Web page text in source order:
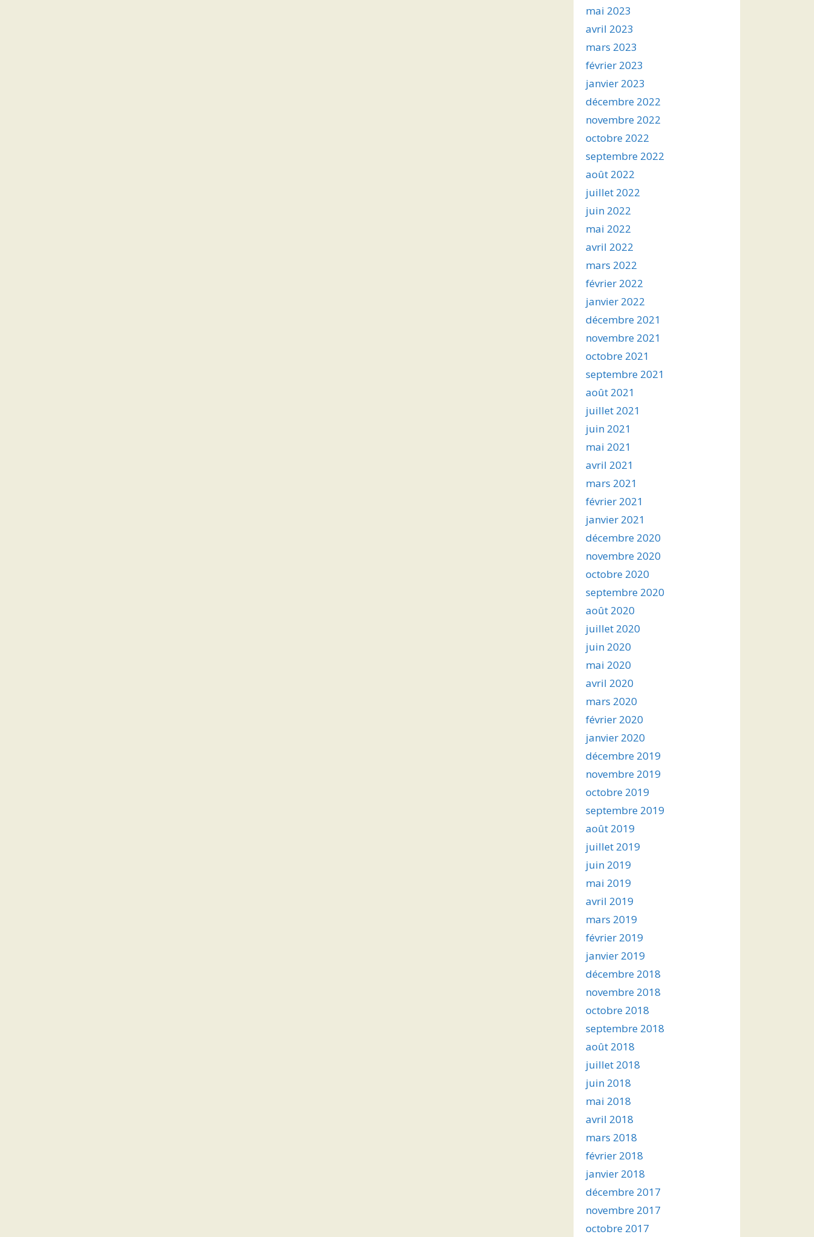
mai 2023
avril 2023
mars 2023
février 2023
janvier 2023
décembre 2022
novembre 2022
octobre 2022
septembre 2022
août 2022
juillet 2022
juin 2022
mai 2022
avril 2022
mars 2022
février 2022
janvier 2022
décembre 2021
novembre 2021
octobre 2021
septembre 2021
août 2021
juillet 2021
juin 2021
mai 2021
avril 2021
mars 2021
février 2021
janvier 2021
décembre 2020
novembre 2020
octobre 2020
septembre 2020
août 2020
juillet 2020
juin 2020
mai 2020
avril 2020
mars 2020
février 2020
janvier 2020
décembre 2019
novembre 2019
octobre 2019
septembre 2019
août 2019
juillet 2019
juin 2019
mai 2019
avril 2019
mars 2019
février 2019
janvier 2019
décembre 2018
novembre 2018
octobre 2018
septembre 2018
août 2018
juillet 2018
juin 2018
mai 2018
avril 2018
mars 2018
février 2018
janvier 2018
décembre 2017
novembre 2017
octobre 2017